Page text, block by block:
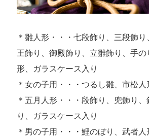
＊雛人形・・・七段飾り、三段飾
王飾り、御殿飾り、立雛飾り、手の
形、ガラスケース入り
＊女の子用・・・つるし雛、市松人
＊五月人形・・・段飾り、兜飾り
り、ガラスケース入り
＊男の子用・・・鯉のぼり、武者人